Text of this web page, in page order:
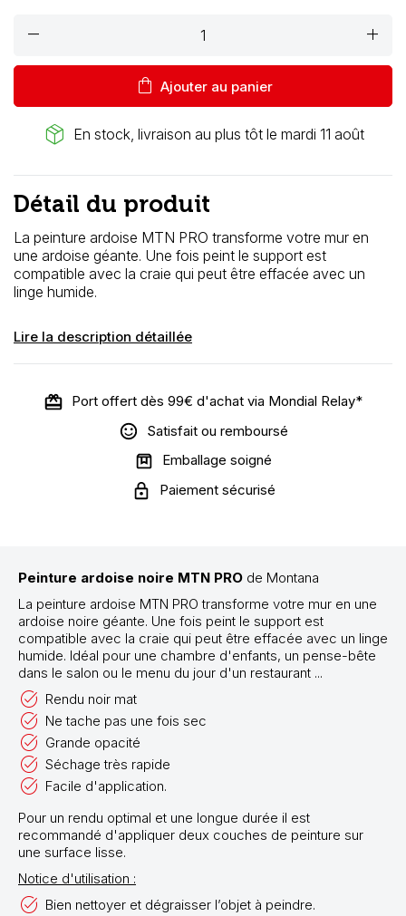
remove add
shopping_bag Ajouter au panier
package_2 En stock, livraison au plus tôt le mardi 11 août
Détail du produit
La peinture ardoise MTN PRO transforme votre mur en
une ardoise géante. Une fois peint le support est
compatible avec la craie qui peut être effacée avec un
linge humide.
Lire la description détaillée
Port offert dès 99€ d'achat via Mondial Relay*
Satisfait ou remboursé
Emballage soigné
Paiement sécurisé
Peinture ardoise noire MTN PRO de Montana
La peinture ardoise MTN PRO transforme votre mur en une
ardoise noire géante. Une fois peint le support est
compatible avec la craie qui peut être effacée avec un linge
humide. Idéal pour une chambre d'enfants, un pense-bête
dans le salon ou le menu du jour d'un restaurant ...
Rendu noir mat
Ne tache pas une fois sec
Grande opacité
Séchage très rapide
Facile d'application.
Pour un rendu optimal et une longue durée il est
recommandé d'appliquer deux couches de peinture sur
une surface lisse.
Notice d'utilisation :
Bien nettoyer et dégraisser l’objet à peindre.